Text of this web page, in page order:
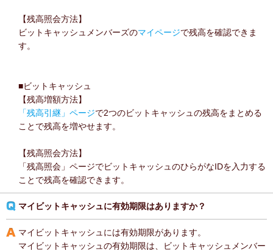
【残高照会方法】
ビットキャッシュメンバーズのマイページで残高を確認できま
す。
■ビットキャッシュ
【残高増額方法】
「残高引継」ページで2つのビットキャッシュの残高をまとめる
ことで残高を増やせます。
【残高照会方法】
「残高照会」ページでビットキャッシュのひらがなIDを入力する
ことで残高を確認できます。
マイビットキャッシュに有効期限はありますか？
マイビットキャッシュには有効期限があります。
マイビットキャッシュの有効期限は、ビットキャッシュメンバー